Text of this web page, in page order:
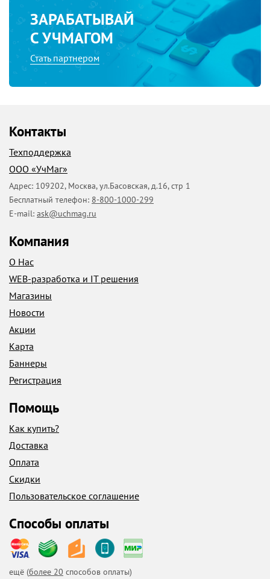
ЗАРАБАТЫВАЙ
С УЧМАГОМ
Стать партнером
Контакты
Техподдержка
ООО «УчМаг»
Адрес: 109202, Москва,ул.Басовская, д.16, стр 1
Бесплатный телефон: 8-800-1000-299
E-mail: ask@uchmag.ru
Компания
О Нас
WEB-разработка и IT решения
Магазины
Новости
Акции
Карта
Баннеры
Регистрация
Помощь
Как купить?
Доставка
Оплата
Скидки
Пользовательское соглашение
Способы оплаты
ещё (более 20 способов оплаты)